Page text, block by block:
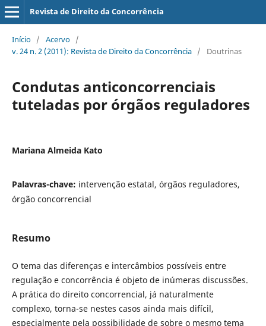
Revista de Direito da Concorrência
Início / Acervo /
v. 24 n. 2 (2011): Revista de Direito da Concorrência / Doutrinas
Condutas anticoncorrenciais
tuteladas por órgãos reguladores
Mariana Almeida Kato
Palavras-chave: intervenção estatal, órgãos reguladores,
órgão concorrencial
Resumo
O tema das diferenças e intercâmbios possíveis entre
regulação e concorrência é objeto de inúmeras discussões.
A prática do direito concorrencial, já naturalmente
complexo, torna-se nestes casos ainda mais difícil,
especialmente pela possibilidade de sobre o mesmo tema